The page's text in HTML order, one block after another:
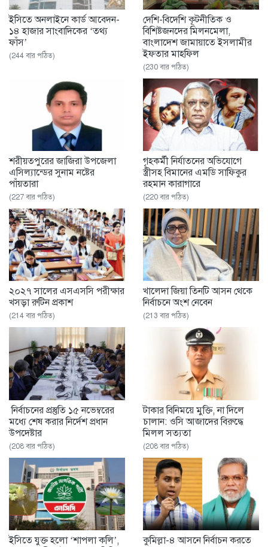
ইসিতে অনলাইনে কার্ড আবেদন-
১৪ হাজার সাংবাদিকের ‘তথ্য
ফাঁস’
(244 বার পঠিত)
দেশি-বিদেশি কূটনীতিক ও
বিশিষ্টজনদের মিলনমেলা,
বাংলাদেশ জামায়াতে ইসলামীর
ইফতার মাহফিল
(230 বার পঠিত)
শরীয়তপুরের জাজিরা উপজেলা
এসিল্যান্ডের সুনাম নষ্টের
পাঁয়তারা
(227 বার পঠিত)
গৃহকর্মী নির্যাতনের অভিযোগে
স্ত্রীসহ বিমানের এমডি সাফিকুর
রহমান কারাগারে
(220 বার পঠিত)
২০২৭ সালের এসএসসি পরীক্ষার
খসড়া রুটিন প্রকাশ
(214 বার পঠিত)
খালেদা জিয়া তিনটি আসন থেকে
নির্বাচনে অংশ নেবেন
(213 বার পঠিত)
নির্বাচনের প্রস্তুতি ১৫ নভেম্বরের
মধ্যে শেষ করার নির্দেশ প্রধান
উপদেষ্টার
(208 বার পঠিত)
টাকার বিনিময়ে মুক্তি, না দিলে
চালান: ওসি আজাদের বিরুদ্ধে
মিলল সত্যতা
(208 বার পঠিত)
ইসিতে যুক্ত হলো ‘শাপলা কলি’,
কুমিল্লা-৪ আসনে নির্বাচন করতে